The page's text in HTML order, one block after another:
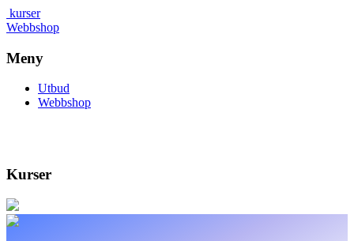
kurser
Webbshop
Meny
Utbud
Webbshop
Kurser